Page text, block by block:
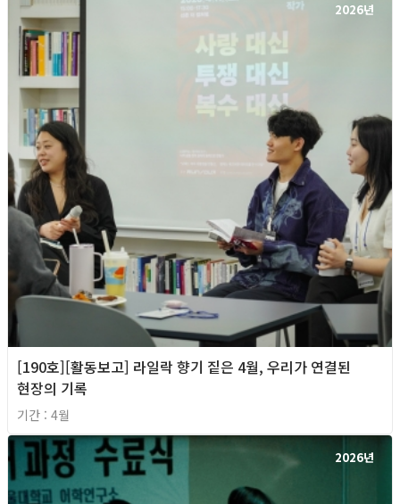
2026년
[190호][활동보고] 라일락 향기 짙은 4월, 우리가 연결된
현장의 기록
기간 : 4월
2026년